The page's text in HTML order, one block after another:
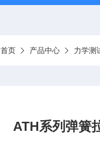
首页 产品中心 力学测
ATH系列弹簧